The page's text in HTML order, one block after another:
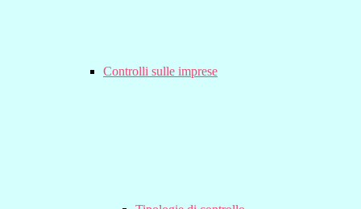
Controlli sulle imprese